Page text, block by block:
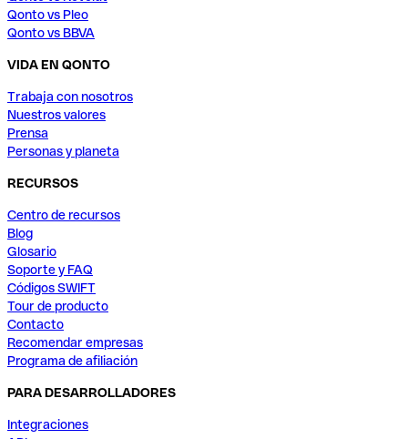
Qonto vs Pleo
Qonto vs BBVA
VIDA EN QONTO
Trabaja con nosotros
Nuestros valores
Prensa
Personas y planeta
RECURSOS
Centro de recursos
Blog
Glosario
Soporte y FAQ
Códigos SWIFT
Tour de producto
Contacto
Recomendar empresas
Programa de afiliación
PARA DESARROLLADORES
Integraciones